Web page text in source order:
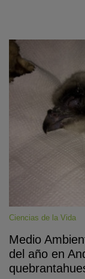
Ciencias de la Vida
Medio
del año en